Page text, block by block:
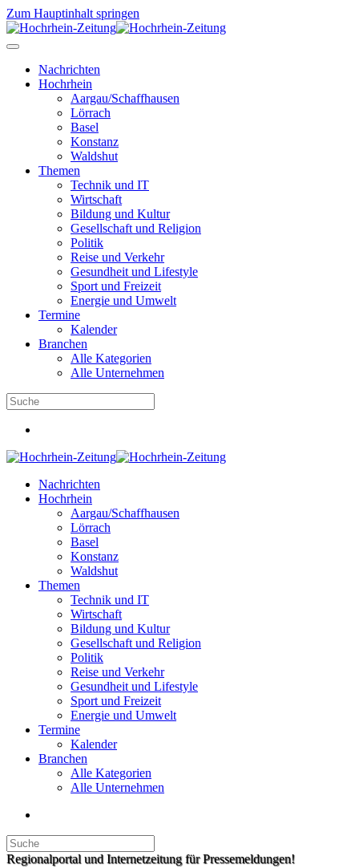
Zum Hauptinhalt springen
Nachrichten
Hochrhein
Aargau/Schaffhausen
Lörrach
Basel
Konstanz
Waldshut
Themen
Technik und IT
Wirtschaft
Bildung und Kultur
Gesellschaft und Religion
Politik
Reise und Verkehr
Gesundheit und Lifestyle
Sport und Freizeit
Energie und Umwelt
Termine
Kalender
Branchen
Alle Kategorien
Alle Unternehmen
Nachrichten
Hochrhein
Aargau/Schaffhausen
Lörrach
Basel
Konstanz
Waldshut
Themen
Technik und IT
Wirtschaft
Bildung und Kultur
Gesellschaft und Religion
Politik
Reise und Verkehr
Gesundheit und Lifestyle
Sport und Freizeit
Energie und Umwelt
Termine
Kalender
Branchen
Alle Kategorien
Alle Unternehmen
Regionalportal und Internetzeitung für Pressemeldungen!